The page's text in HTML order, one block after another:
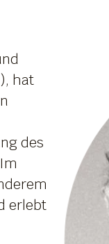
hat
des
erlebt